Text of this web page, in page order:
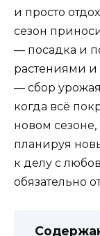
и просто
сезон
— посадка и
растениями и
— сбор
когда всё
новом
планируя
к делу с
обязательно